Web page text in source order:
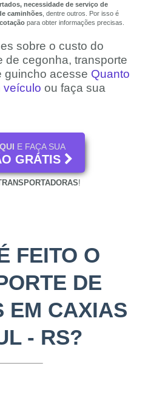
necessidade de serviço de
caminhões , dentre outros. Por isso é
para obter informações precisas.
sobre o custo do
de cegonha, transporte
guincho acesse Quanto
veículo ou faça sua
E FAÇA SUA
GRÁTIS
!
FEITO O
DE
EM CAXIAS
- RS?